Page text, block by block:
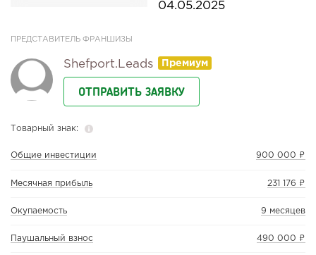
04.05.2025
ПРЕДСТАВИТЕЛЬ ФРАНШИЗЫ
Shefport.leads
ОТПРАВИТЬ ЗАЯВКУ
Товарный знак:
Общие инвестиции 900 000 ₽
Месячная прибыль 231 176 ₽
Окупаемость 9 месяцев
Паушальный взнос 490 000 ₽